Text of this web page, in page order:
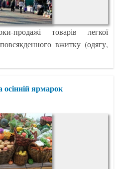
товарів легкої
вжитку (одягу,
ярмарок